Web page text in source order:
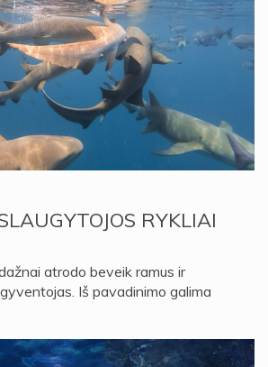
RYKLIAI
atrodo beveik ramus ir
Iš pavadinimo galima